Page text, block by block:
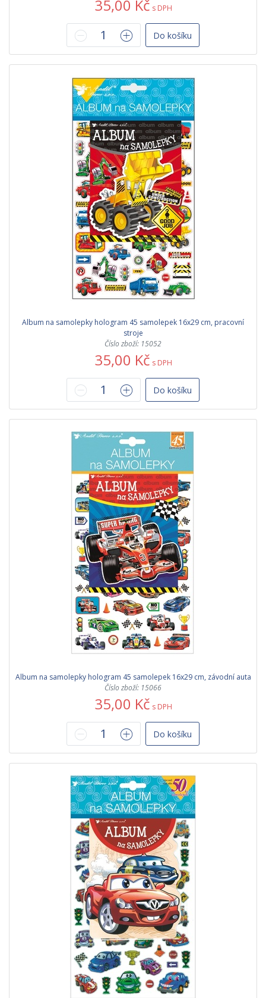
35,00 Kč s DPH
Do košíku
Album na samolepky hologram 45 samolepek 16x29 cm, pracovní
stroje
Číslo zboží: 15052
35,00 Kč s DPH
Do košíku
Album na samolepky hologram 45 samolepek 16x29 cm, závodní auta
Číslo zboží: 15066
35,00 Kč s DPH
Do košíku